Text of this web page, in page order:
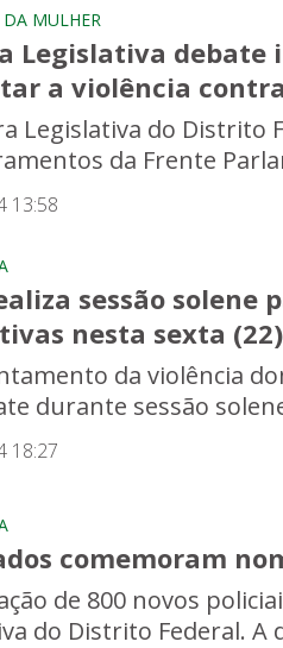
DA MULHER
Legislativa
a violência
Legislativa do Distrito
da Frente
13:58
sessão
nesta sexta (22)
da violência
durante sessão
18:27
comemoram
de 800 novos
do Distrito Federal. A